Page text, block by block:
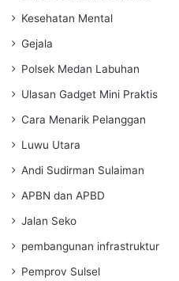
Kesehatan Mental
Gejala
Polsek Medan Labuhan
Ulasan Gadget Mini Praktis
Cara Menarik Pelanggan
Luwu Utara
Andi Sudirman Sulaiman
APBN dan APBD
Jalan Seko
pembangunan infrastruktur
Pemprov Sulsel